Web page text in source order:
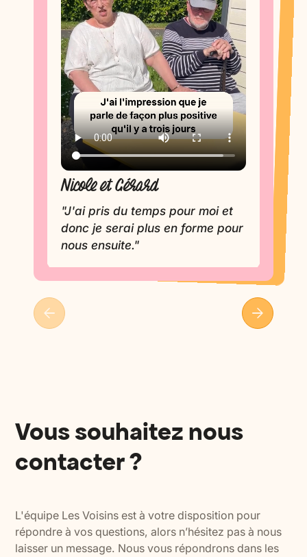
Nicole et Gérard
"J'ai pris du temps pour moi et
donc je serai plus en forme pour
nous ensuite."
Evelyne
"J'apprécie la formule
extrêmement individualisée et
souple."
Vous souhaitez nous
contacter ?
L'équipe Les Voisins est à votre disposition pour
répondre à vos questions, alors n’hésitez pas à nous
laisser un message. Nous vous répondrons dans les